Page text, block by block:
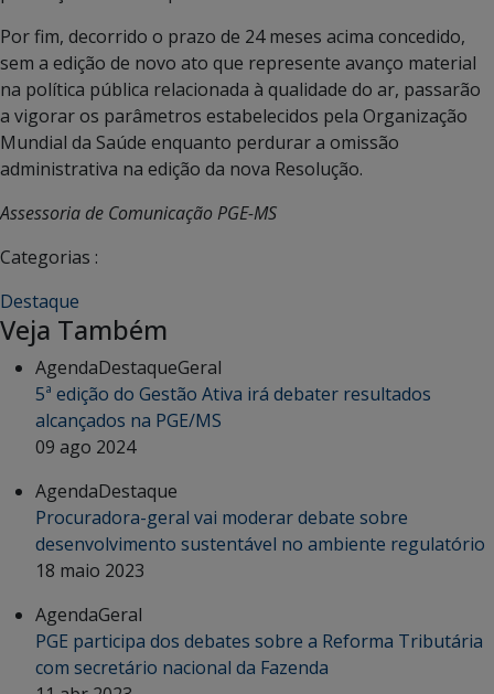
Por fim, decorrido o prazo de 24 meses acima concedido,
sem a edição de novo ato que represente avanço material
na política pública relacionada à qualidade do ar, passarão
a vigorar os parâmetros estabelecidos pela Organização
Mundial da Saúde enquanto perdurar a omissão
administrativa na edição da nova Resolução.
Assessoria de Comunicação PGE-MS
Categorias :
Destaque
Veja Também
AgendaDestaqueGeral
5ª edição do Gestão Ativa irá debater resultados
alcançados na PGE/MS
09 ago 2024
AgendaDestaque
Procuradora-geral vai moderar debate sobre
desenvolvimento sustentável no ambiente regulatório
18 maio 2023
AgendaGeral
PGE participa dos debates sobre a Reforma Tributária
com secretário nacional da Fazenda